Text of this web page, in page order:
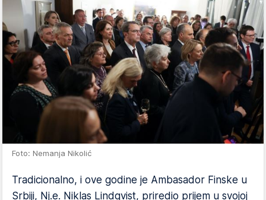
Foto: Nemanja Nikolić
Tradicionalno, i ove godine je Ambasador Finske u
Srbiji, Nj.e. Niklas Lindqvist, priredio prijem u svojoj